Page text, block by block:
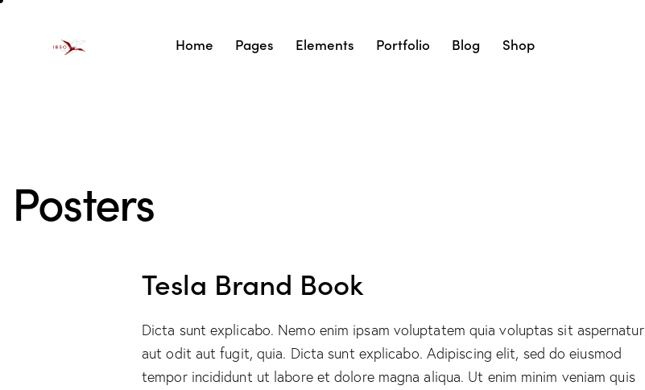
Home Pages Elements Portfolio Blog Shop
Posters
Tesla Brand Book
Dicta sunt explicabo. Nemo enim ipsam voluptatem quia voluptas sit aspernatur
aut odit aut fugit, quia. Dicta sunt explicabo. Adipiscing elit, sed do eiusmod
tempor incididunt ut labore et dolore magna aliqua. Ut enim minim veniam quis